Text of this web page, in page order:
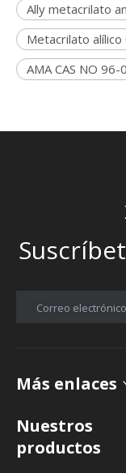
Ally metacrilato
Metacrilato alílico
AMA CAS NO 96-
Correo electrónico
Más enlaces
Nuestros
productos